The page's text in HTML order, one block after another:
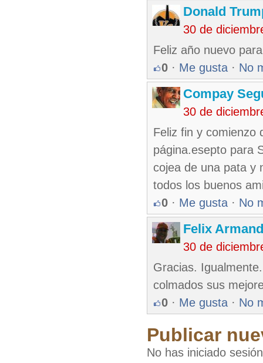
Donald
30 de
Feliz año nuevo
0 · Me gusta · No
Compay
30 de
Feliz fin y comienzo
página.esepto para
cojea de una pata y
todos los buenos
0 · Me gusta · No
Felix
30 de
Gracias.
colmados sus
0 · Me gusta · No
Publicar
No has iniciado